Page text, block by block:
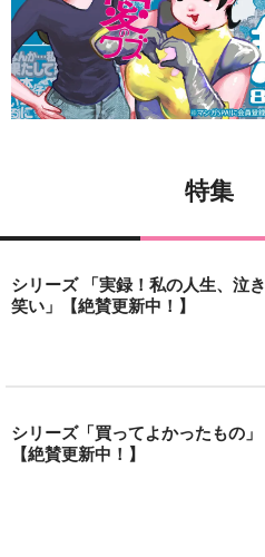
特集
シリーズ 「実録！私の人生、泣き
笑い」【絶賛更新中！】
シリーズ「買ってよかったもの」
【絶賛更新中！】